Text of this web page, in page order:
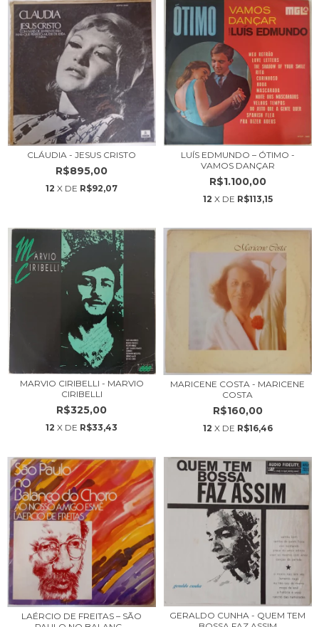
CLÁUDIA - JESUS CRISTO
R$895,00
12 X DE R$92,07
LUÍS EDMUNDO – ÓTIMO -
VAMOS DANÇAR
R$1.100,00
12 X DE R$113,15
MARVIO CIRIBELLI - MARVIO
CIRIBELLI
R$325,00
12 X DE R$33,43
MARICENE COSTA - MARICENE
COSTA
R$160,00
12 X DE R$16,46
LAÉRCIO DE FREITAS – SÃO
GERALDO CUNHA - QUEM TEM